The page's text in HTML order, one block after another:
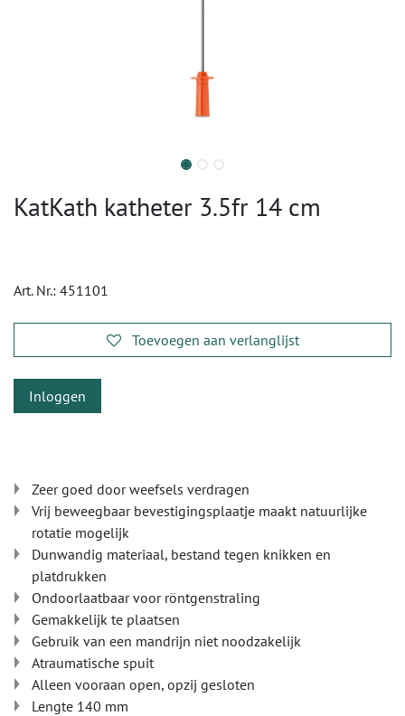
KatKath katheter 3.5fr 14 cm
Art. Nr.: 451101
Toevoegen aan verlanglijst
Inloggen
Zeer goed door weefsels verdragen
Vrij beweegbaar bevestigingsplaatje maakt natuurlijke
rotatie mogelijk
Dunwandig materiaal, bestand tegen knikken en
platdrukken
Ondoorlaatbaar voor röntgenstraling
Gemakkelijk te plaatsen
Gebruik van een mandrijn niet noodzakelijk
Atraumatische spuit
Alleen vooraan open, opzij gesloten
Lengte 140 mm